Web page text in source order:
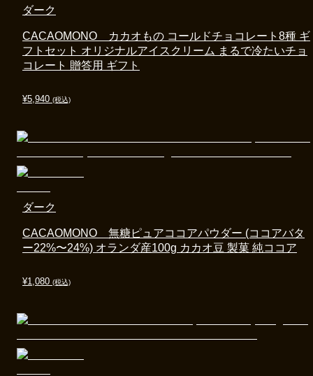
¥5,940 (税込)
CACAOMONO カカオもの コールドチョコレート8種 ギ
フトセット オリジナルアイスクリーム まるで冷たいチョ
コレート 贈答用 ギフト
ダーク
¥1,080 (税込)
CACAOMONO 無糖ピュアココアパウダー (ココアバタ
ー22%〜24%) オランダ産100g カカオ豆 製菓 純ココア
ダーク